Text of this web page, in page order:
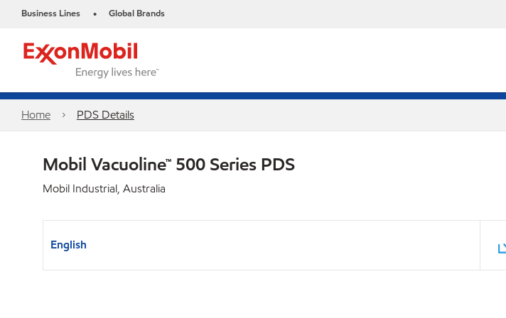
Business Lines • Global Brands
Home PDS Details
Mobil Vacuoline™ 500 Series PDS
Mobil Industrial, Australia
English